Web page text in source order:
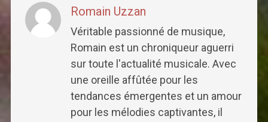
Romain Uzzan
Véritable passionné de musique,
Romain est un chroniqueur aguerri
sur toute l'actualité musicale. Avec
une oreille affûtée pour les
tendances émergentes et un amour
pour les mélodies captivantes, il